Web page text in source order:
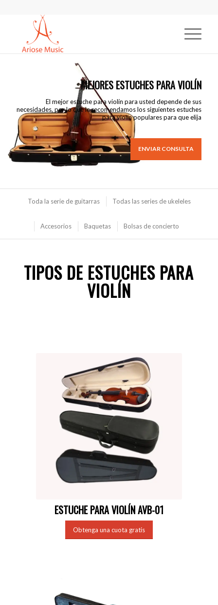
MEJORES ESTUCHES PARA VIOLÍN
El mejor estuche para violín para usted depende de sus
necesidades, por lo que le recomendamos los siguientes estuches
para violín populares para que elija
ENVIAR CONSULTA
Toda la serie de guitarras Todas las series de ukeleles
Accesorios Baquetas Bolsas de concierto
TIPOS DE ESTUCHES PARA
VIOLÍN
ESTUCHE PARA VIOLÍN AVB-01
Obtenga una cuota gratis